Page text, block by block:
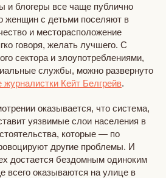
и блогеры все чаще публично
женщин с детьми поселяют в
и месторасположение
говоря, желать лучшего. С
сектора и злоупотреблениями,
службы, можно развернуто
журналистки Кейт Белгрейв.
оказывается, что система,
уязвимые слои населения в
которые — по
другие проблемы. И
достается бездомным одиноким
всего оказываются на улице в